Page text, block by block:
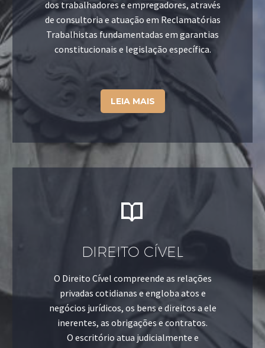
dos trabalhadores e empregadores, através
de consultoria e atuação em Reclamatórias
Trabalhistas fundamentadas em garantias
constitucionais e legislação específica.
LEIA MAIS


DIREITO CÍVEL
O Direito Cível compreende as relações
privadas cotidianas e engloba atos e
negócios jurídicos, os bens e direitos a ele
inerentes, as obrigações e contratos.
O escritório atua judicialmente e